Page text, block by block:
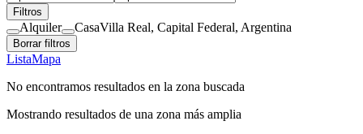
Filtros
Alquiler CasaVilla Real, Capital Federal, Argentina
Borrar filtros
ListaMapa
No encontramos resultados en la zona buscada
Mostrando resultados de una zona más amplia